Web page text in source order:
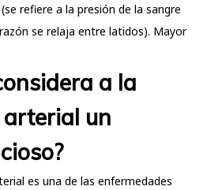
refiere a la presión de la sangre
se relaja entre latidos). Mayor
a la
un
es una de las enfermedades